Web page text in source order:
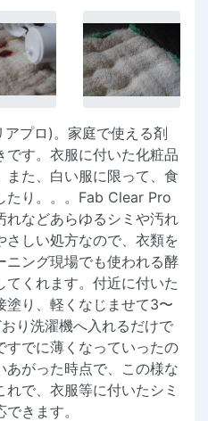
プロ)。家庭で使える剤
です。衣服に付いた化粧品
また、白い服に限って、食
たり。。。Fab Clear Pro
れなどあらゆるシミや汚れ
さしい処方なので、衣類を
ニング現場でも使われる酵
くれます。付近に付いた
塗り、軽くなじませて3〜
り洗濯機へ入れるだけで
すでに薄くなっていったの
あがった時点で、この様な
で、衣服等に付いたシミ
きます。